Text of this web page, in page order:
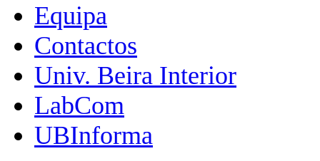
Equipa
Contactos
Univ. Beira Interior
LabCom
UBInforma